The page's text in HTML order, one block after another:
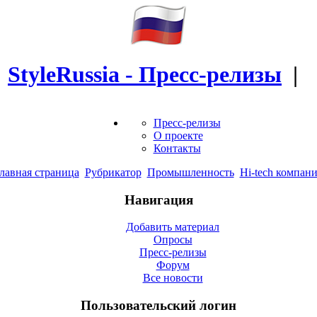
StyleRussia - Пресс-релизы |
Пресс-релизы
О проекте
Контакты
страница Рубрикатор Промышленность Hi-tech
Навигация
Добавить материал
Опросы
Пресс-релизы
Форум
Все новости
Пользовательский логин